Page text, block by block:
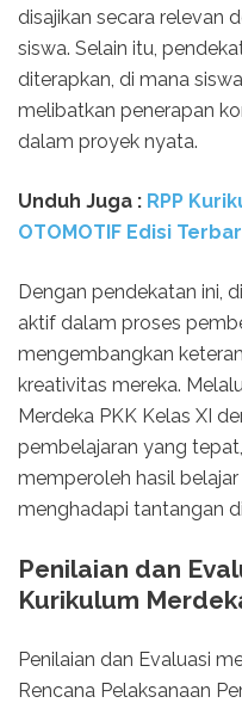
disajikan secara relevan
siswa. Selain itu,
diterapkan, di mana
melibatkan penerapan
dalam proyek nyata.
Unduh Juga : RPP
OTOMOTIF Edisi
Dengan pendekatan ini,
aktif dalam proses
mengembangkan
kreativitas mereka.
Merdeka PKK Kelas XI
pembelajaran yang
memperoleh hasil
menghadapi tantangan
Penilaian dan
Kurikulum
Penilaian dan Evaluasi
Rencana Pelaksanaan